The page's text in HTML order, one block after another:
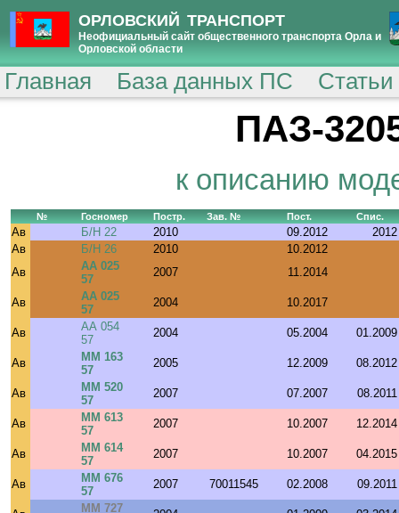
ОРЛОВСКИЙ ТРАНСПОРТ
Неофициальный сайт общественного транспорта Орла и
Орловской области
Главная База данных ПС
ПАЗ-
к описанию
№ Госномер Постр. Зав. № Пост. Спис.
Ав Б/Н 22 2010 09.2012
2012
Ав
Б/Н 26 2010
10.2012
Ав
АА 025
57
2007 11.2014
Ав
АА 025
57
2004 10.2017
Ав
АА 054
57
2004 05.2004 01.2009
Ав
ММ 163
57
2005 12.2009 08.2012
Ав
ММ 520
57
2007 07.2007 08.2011
Ав
ММ 613
57
2007 10.2007 12.2014
Ав
ММ 614
57
2007 10.2007 04.2015
Ав
ММ 676
57
2007 70011545 02.2008 09.2011
ММ 727